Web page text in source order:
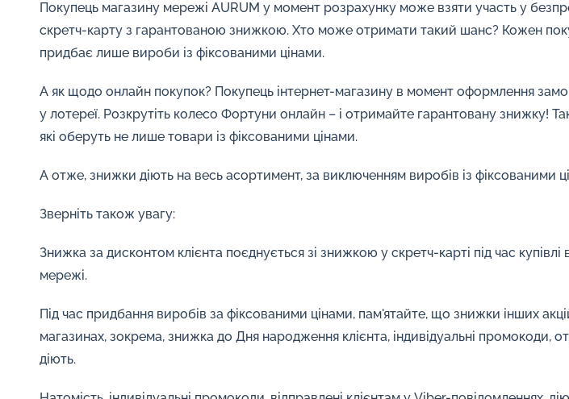
Покупець магазину мережі AURUM у момент розрахунку може взяти участь у
скретч-карту з гарантованою знижкою. Хто може отримати такий шанс? Кожен
придбає лише вироби із фіксованими цінами.
А як щодо онлайн покупок? Покупець інтернет-магазину в момент оформлення
у лотереї. Розкрутіть колесо Фортуни онлайн – і отримайте гарантовану знижку!
які оберуть не лише товари із фіксованими цінами.
А отже, знижки діють на весь асортимент, за виключенням виробів із фіксованими
Зверніть також увагу:
Знижка за дисконтом клієнта поєднується зі знижкою у скретч-карті під час
мережі.
Під час придбання виробів за фіксованими цінами, пам'ятайте, що знижки інших
магазинах, зокрема, знижка до Дня народження клієнта, індивідуальні промокоди,
діють.